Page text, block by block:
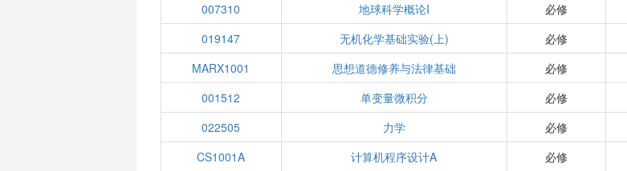
007310
地球科学概论I 必修
019147
无机化学基础实验(上) 必修
MARX1001
思想道德修养与法律基础 必修
001512
单变量微积分 必修
022505
力学 必修
CS1001A
计算机程序设计A 必修